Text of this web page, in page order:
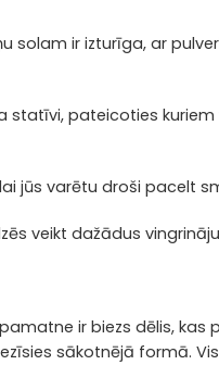
solam ir izturīga, ar
pateicoties
jūs varētu droši pacelt
veikt dažādus
ir biezs dēlis,
sākotnējā formā.